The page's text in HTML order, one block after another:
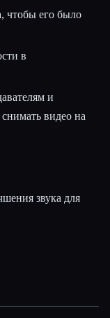
чтобы его было
в
и
видео на
звука для